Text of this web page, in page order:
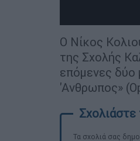
Ο Νίκος
της Σχολής
επόμενες δύο
'Ανθρωπος»
Τα σχολιά σας